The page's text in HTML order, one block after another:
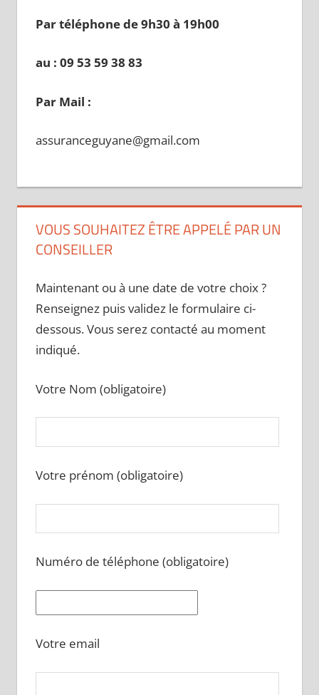
Par téléphone de 9h30 à 19h00
au : 09 53 59 38 83
Par Mail :
assuranceguyane@gmail.com
VOUS SOUHAITEZ ÊTRE APPELÉ PAR UN
CONSEILLER
Maintenant ou à une date de votre choix ?
Renseignez puis validez le formulaire ci-
dessous. Vous serez contacté au moment
indiqué.
Votre Nom (obligatoire)
Votre prénom (obligatoire)
Numéro de téléphone (obligatoire)
Votre email